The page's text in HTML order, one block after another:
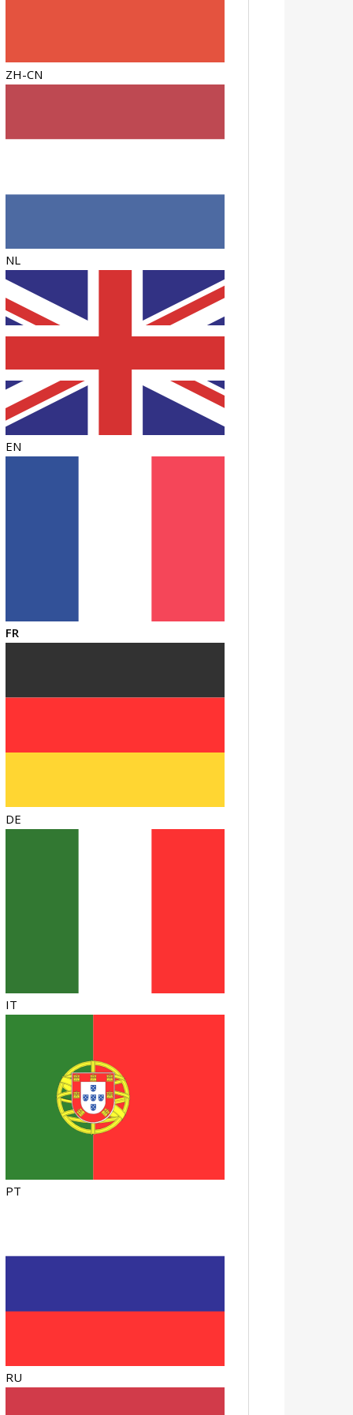
ZH-CN
NL
EN
FR
DE
IT
PT
RU